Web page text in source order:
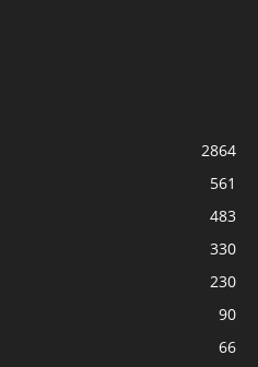
2864
561
483
330
230
90
66